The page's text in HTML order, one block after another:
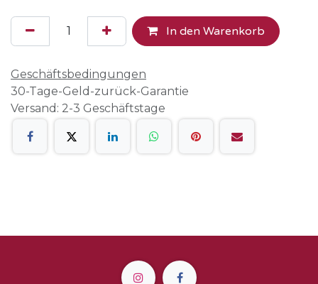
In den Warenkorb
Geschäftsbedingungen
30-Tage-Geld-zurück-Garantie
Versand: 2-3 Geschäftstage